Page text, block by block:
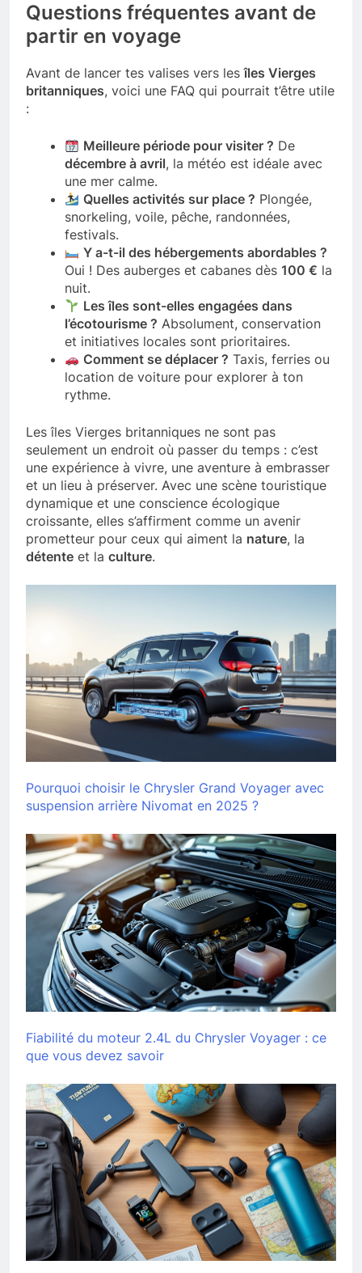
Questions fréquentes avant de
partir en voyage
Avant de lancer tes valises vers lesîles Vierges
britanniques, voici une FAQ qui pourrait t’être utile
:
Meilleure période pour visiter ? De
décembre à avril, la météo est idéale avec
une mer calme.
Quelles activités sur place ? Plongée,
snorkeling, voile, pêche, randonnées,
festivals.
Y a-t-il des hébergements abordables ?
Oui ! Des auberges et cabanes dès 100 € la
nuit.
Les îles sont-elles engagées dans
l’écotourisme ? Absolument, conservation
et initiatives locales sont prioritaires.
Comment se déplacer ? Taxis, ferries ou
location de voiture pour explorer à ton
rythme.
Les îles Vierges britanniques ne sont pas
seulement un endroit où passer du temps : c’est
une expérience à vivre, une aventure à embrasser
et un lieu à préserver. Avec une scène touristique
dynamique et une conscience écologique
croissante, elles s’affirment comme un avenir
prometteur pour ceux qui aiment la nature, la
détente et la culture.
Pourquoi choisir le Chrysler Grand Voyager avec
suspension arrière Nivomat en 2025 ?
Fiabilité du moteur 2.4L du Chrysler Voyager : ce
que vous devez savoir